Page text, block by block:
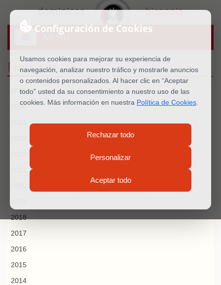
Configuración de Cookies
Usamos cookies para mejorar su experiencia de
navegación, analizar nuestro tráfico y mostrarle anuncios
o contenidos personalizados. Al hacer clic en “Aceptar
todo” usted da su consentimiento a nuestro uso de las
cookies. Más información en nuestra Política de Cookies
Rechazar todo
Personalizar
Aceptar todo
dominicos hispania
MENU
Noticias
2026
2025
2018
2017
2016
2015
2014